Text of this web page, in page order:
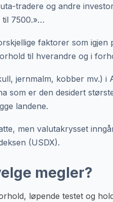
tradere og andre
til 7500.»…
faktorer som igjen
til hverandre og i
jernmalm, kobber mv.) i
som er den desidert
landene.
men valutakrysset
(USDX).
megler?
løpende testet og